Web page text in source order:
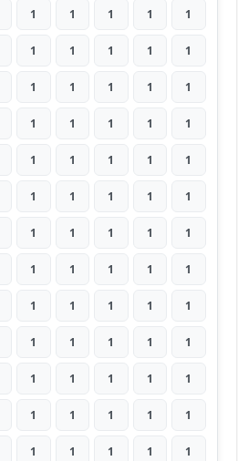
1 1 1 1 1
1 1 1 1 1
1 1 1 1 1
1 1 1 1 1
1 1 1 1 1
1 1 1 1 1
1 1 1 1 1
1 1 1 1 1
1 1 1 1 1
1 1 1 1 1
1 1 1 1 1
1 1 1 1 1
1 1 1 1 1